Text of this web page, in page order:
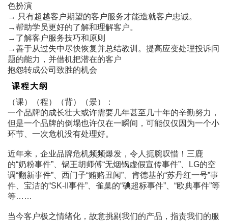
色扮演
→ 只有超越客户期望的客户服务才能造就客户忠诚。
→帮助学员更好的了解和理解客户。
→了解客户服务技巧和原则
→善于从过失中尽快恢复并总结教训。提高应变处理投诉问
题的能力，并借机把潜在的客户
抱怨转成公司致胜的机会
课程大纲
（课）（程）（背）（景）：
一个品牌的成长壮大或许需要几年甚至几十年的辛勤努力，
但是一个品牌的倒塌也许仅在一瞬间，可能仅仅因为一个小
环节、一次危机没有处理好。
近年来，企业品牌危机频频爆发，令人扼腕叹惜！三鹿
的“奶粉事件”、锅王胡师傅“无烟锅虚假宣传事件”、LG的空
调“翻新事件”、西门子“贿赂丑闻”、肯德基的“苏丹红一号”事
件、宝洁的“SK-II事件”、雀巢的“碘超标事件”、“欧典事件”等
等……
当今客户极之情绪化，故意挑剔我们的产品，指责我们的服